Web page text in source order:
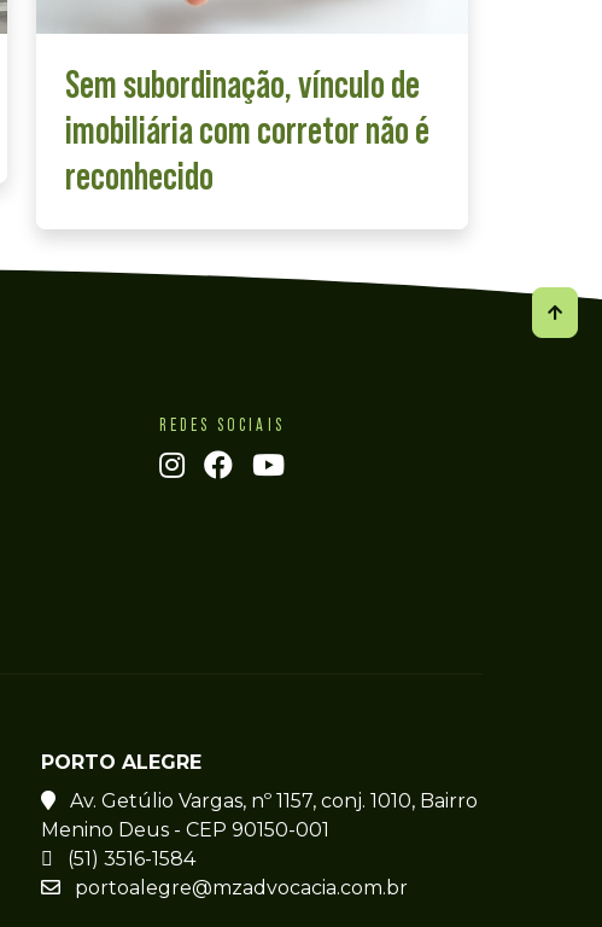
Sem subordinação, vínculo de
imobiliária com corretor não é
reconhecido
REDES SOCIAIS
PORTO ALEGRE
Av. Getúlio Vargas, nº 1157, conj. 1010, Bairro
Menino Deus - CEP 90150-001
(51) 3516-1584
portoalegre@mzadvocacia.com.br